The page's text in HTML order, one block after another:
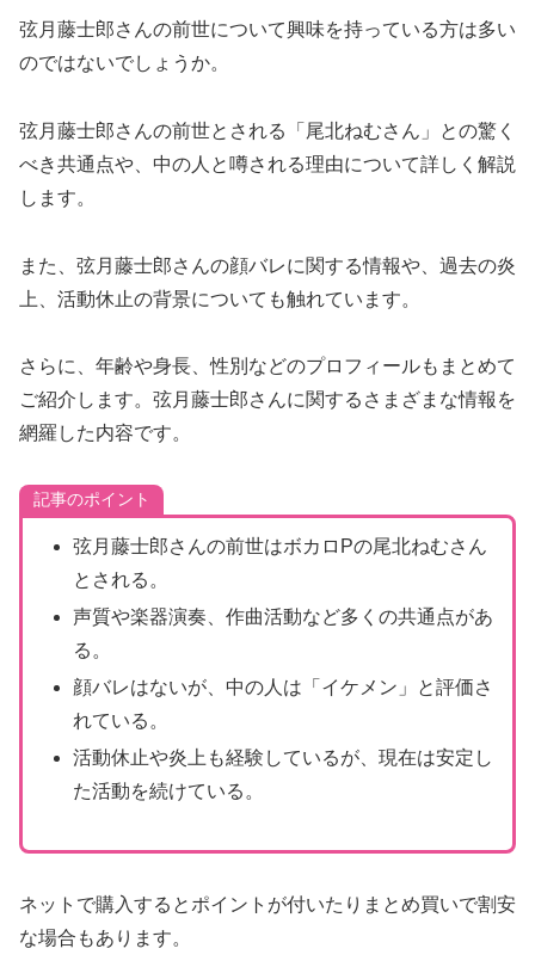
弦月藤士郎さんの前世について興味を持っている方は多い
のではないでしょうか。
弦月藤士郎さんの前世とされる「尾北ねむさん」との驚く
べき共通点や、中の人と噂される理由について詳しく解説
します。
また、弦月藤士郎さんの顔バレに関する情報や、過去の炎
上、活動休止の背景についても触れています。
さらに、年齢や身長、性別などのプロフィールもまとめて
ご紹介します。弦月藤士郎さんに関するさまざまな情報を
網羅した内容です。
記事のポイント
弦月藤士郎さんの前世はボカロPの尾北ねむさん
とされる。
声質や楽器演奏、作曲活動など多くの共通点があ
る。
顔バレはないが、中の人は「イケメン」と評価さ
れている。
活動休止や炎上も経験しているが、現在は安定し
た活動を続けている。
ネットで購入するとポイントが付いたりまとめ買いで割安
な場合もあります。